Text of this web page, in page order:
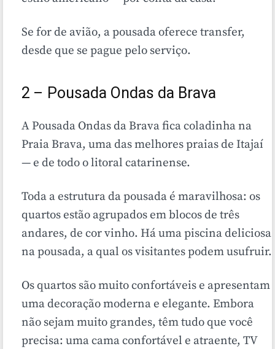
Se for de avião, a pousada oferece transfer,
desde que se pague pelo serviço.
2 – Pousada Ondas da Brava
A Pousada Ondas da Brava fica coladinha na
Praia Brava, uma das melhores praias de Itajaí
— e de todo o litoral catarinense.
Toda a estrutura da pousada é maravilhosa: os
quartos estão agrupados em blocos de três
andares, de cor vinho. Há uma piscina deliciosa
na pousada, a qual os visitantes podem usufruir.
Os quartos são muito confortáveis e apresentam
uma decoração moderna e elegante. Embora
não sejam muito grandes, têm tudo que você
precisa: uma cama confortável e atraente, TV